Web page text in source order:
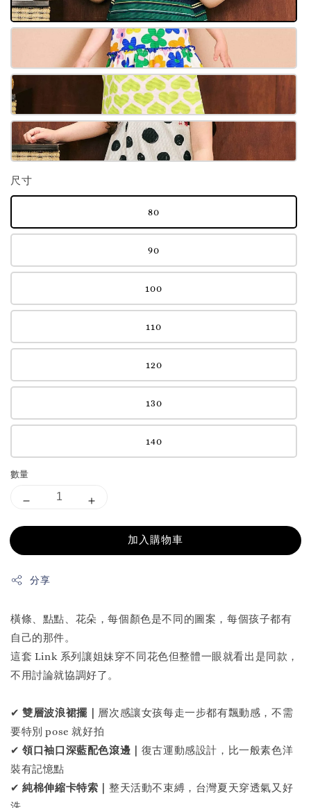
尺寸
80
90
100
110
120
130
140
數量
加入購物車
分享
橫條、點點、花朵，每個顏色是不同的圖案，每個孩子都有
自己的那件。
這套 Link 系列讓姐妹穿不同花色但整體一眼就看出是同款，
不用討論就協調好了。
✔雙層波浪裙擺｜ 層次感讓女孩每走一步都有飄動感，不需
要特別 pose 就好拍
✔領口袖口深藍配色滾邊｜ 復古運動感設計，比一般素色洋
裝有記憶點
✔純棉伸縮卡特索｜整天活動不束縛，台灣夏天穿透氣又好